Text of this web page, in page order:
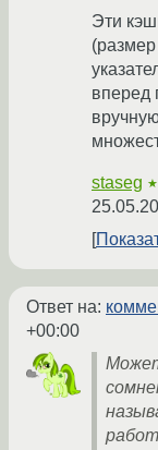
Эти
вперед
staseg
Ответ на:
+00:00